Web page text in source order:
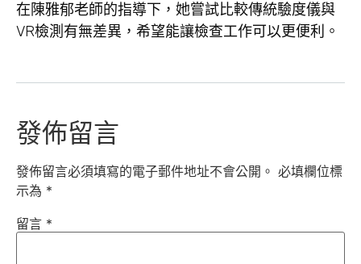
在陳雅郁老師的指導下，她嘗試比較傳統驗度儀與
VR檢測有無差異，希望能讓檢查工作可以更便利。
發佈留言
發佈留言必須填寫的電子郵件地址不會公開。 必填欄位標
示為 *
留言 *